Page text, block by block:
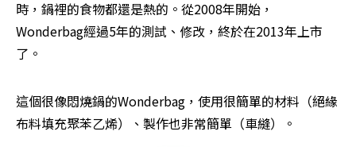
時，鍋裡的食物都還是熱的。從2008年開始，
Wonderbag經過5年的測試、修改，終於在2013年上市
了。
這個很像悶燒鍋的Wonderbag，使用很簡單的材料（絕緣
布料填充聚苯乙烯）、製作也非常簡單（車縫）。